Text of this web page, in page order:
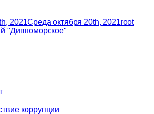
2021Среда октября 20th, 2021Автор
root
"Дивноморское"
коррупции